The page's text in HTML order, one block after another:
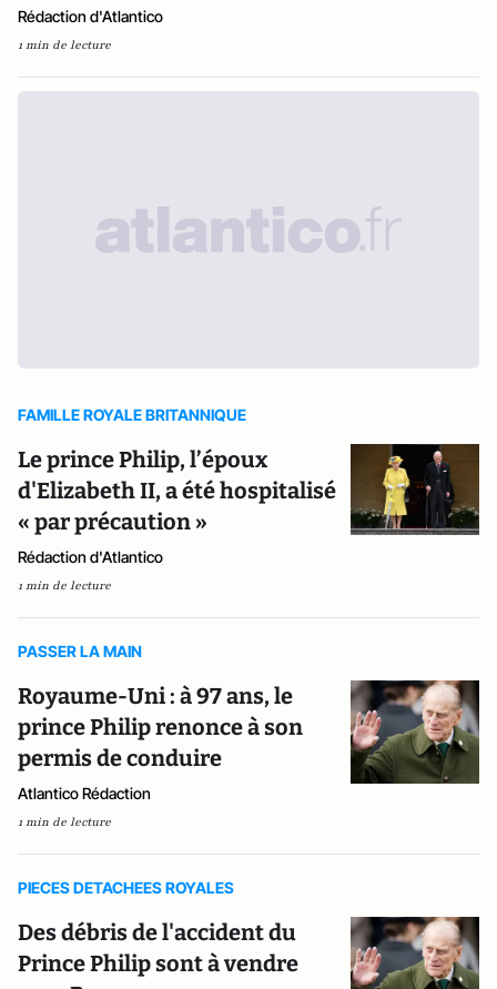
Rédaction d'Atlantico
1 min de lecture
FAMILLE ROYALE BRITANNIQUE
Le prince Philip, l’époux
d'Elizabeth II, a été hospitalisé
« par précaution »
Rédaction d'Atlantico
1 min de lecture
PASSER LA MAIN
Royaume-Uni : à 97 ans, le
prince Philip renonce à son
permis de conduire
Atlantico Rédaction
1 min de lecture
PIECES DETACHEES ROYALES
Des débris de l'accident du
Prince Philip sont à vendre